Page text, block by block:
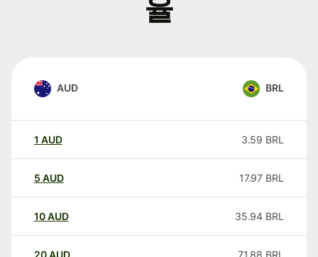
율
AUD BRL
1 AUD 3.59 BRL
5 AUD 17.97 BRL
10AUD 35.94 BRL